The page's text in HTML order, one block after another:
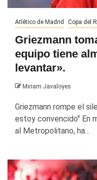
Atlético de Madrid Copa del
Griezmann
equipo tiene
levantar».
Miriam Javaloyes
Griezmann rompe el
estoy convencido" En
al Metropolitano, ha...